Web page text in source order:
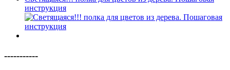
инструкция
-----------